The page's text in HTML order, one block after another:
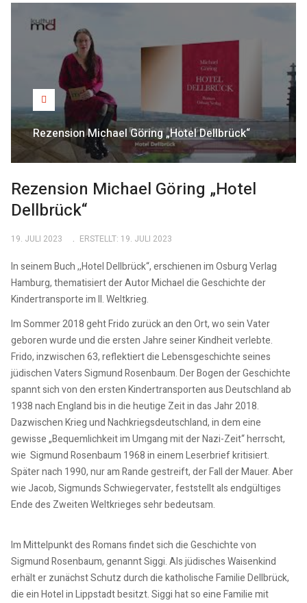
Rezension Michael Göring „Hotel Dellbrück“
Rezension Michael Göring „Hotel
Dellbrück“
19. JULI 2023 ERSTELLT: 19. JULI 2023
In seinem Buch ,,Hotel Dellbrück“, erschienen im Osburg Verlag
Hamburg, thematisiert der Autor Michael die Geschichte der
Kindertransporte im II. Weltkrieg.
Im Sommer 2018 geht Frido zurück an den Ort, wo sein Vater
geboren wurde und die ersten Jahre seiner Kindheit verlebte.
Frido, inzwischen 63, reflektiert die Lebensgeschichte seines
jüdischen Vaters Sigmund Rosenbaum. Der Bogen der Geschichte
spannt sich von den ersten Kindertransporten aus Deutschland ab
1938 nach England bis in die heutige Zeit in das Jahr 2018.
Dazwischen Krieg und Nachkriegsdeutschland, in dem eine
gewisse „Bequemlichkeit im Umgang mit der Nazi-Zeit“ herrscht,
wie Sigmund Rosenbaum 1968 in einem Leserbrief kritisiert.
Später nach 1990, nur am Rande gestreift, der Fall der Mauer. Aber
wie Jacob, Sigmunds Schwiegervater, feststellt als endgültiges
Ende des Zweiten Weltkrieges sehr bedeutsam.
Im Mittelpunkt des Romans findet sich die Geschichte von
Sigmund Rosenbaum, genannt Siggi. Als jüdisches Waisenkind
erhält er zunächst Schutz durch die katholische Familie Dellbrück,
die ein Hotel in Lippstadt besitzt. Siggi hat so eine Familie mit